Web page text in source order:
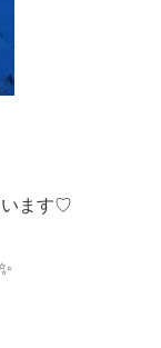
います♡